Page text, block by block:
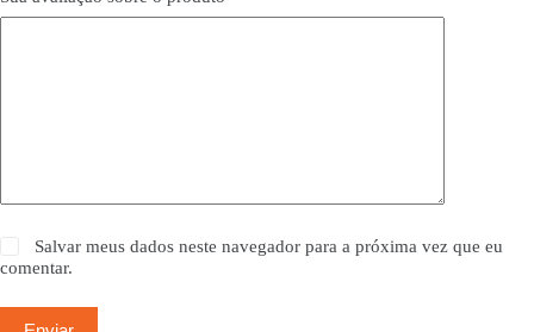
Salvar meus dados neste navegador para a próxima vez que eu
comentar.